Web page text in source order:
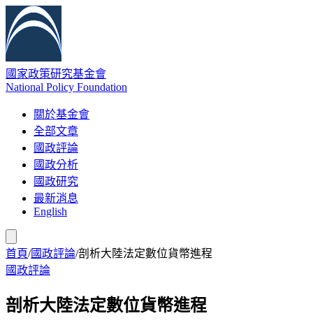
國家政策研究基金會
National Policy Foundation
關於基金會
全部文章
國政評論
國政分析
國政研究
最新消息
English
首頁/國政評論/剖析大陸法定數位貨幣進程
國政評論
剖析大陸法定數位貨幣進程